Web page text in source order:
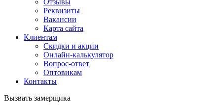
Отзывы
Реквизиты
Вакансии
Карта сайта
Клиентам
Скидки и акции
Онлайн-калькулятор
Вопрос-ответ
Оптовикам
Контакты
Вызвать замерщика